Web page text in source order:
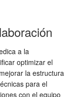
a la
optimizar el
la estructura
para el
con el equipo